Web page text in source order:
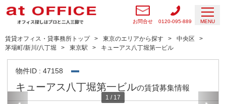
お問合せ 0120-095-889 MENU
賃貸オフィス・貸事務所トップ 東京のエリアから探す
中央区
茅場町/新川/八丁堀
東京駅 キューアス八丁堀第一ビル
物件ID : 47158
キューアス八丁堀第一ビルの賃貸募集情報
1 / 17